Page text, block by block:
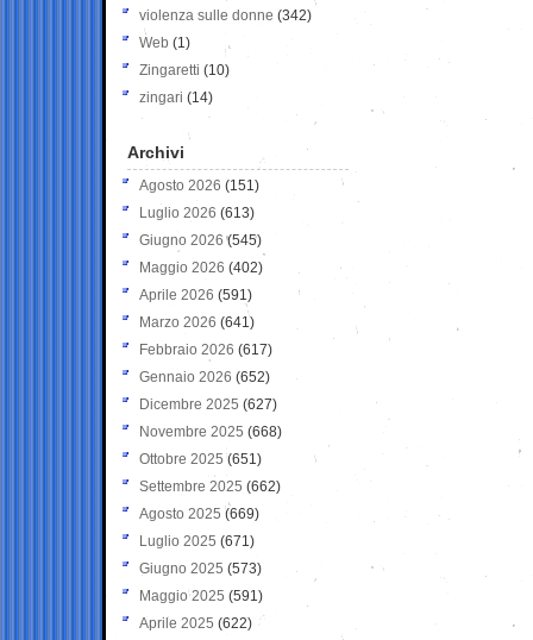
violenza sulle donne (342)
Web (1)
Zingaretti (10)
zingari (14)
Archivi
Agosto 2026 (151)
Luglio 2026 (613)
Giugno 2026 (545)
Maggio 2026 (402)
Aprile 2026 (591)
Marzo 2026 (641)
Febbraio 2026 (617)
Gennaio 2026 (652)
Dicembre 2025 (627)
Novembre 2025 (668)
Ottobre 2025 (651)
Settembre 2025 (662)
Agosto 2025 (669)
Luglio 2025 (671)
Giugno 2025 (573)
Maggio 2025 (591)
Aprile 2025 (622)